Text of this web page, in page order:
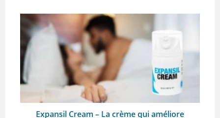
Expansil Cream – La crème qui améliore